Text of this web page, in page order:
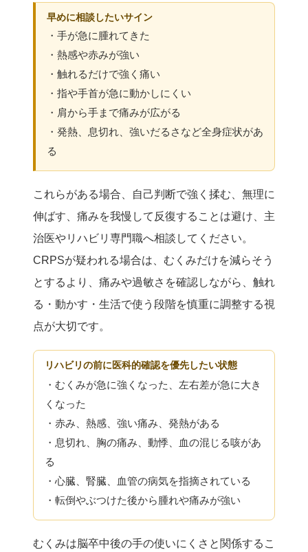
早めに相談したいサイン
・手が急に腫れてきた
・熱感や赤みが強い
・触れるだけで強く痛い
・指や手首が急に動かしにくい
・肩から手まで痛みが広がる
・発熱、息切れ、強いだるさなど全身症状があ
る
これらがある場合、自己判断で強く揉む、無理に
伸ばす、痛みを我慢して反復することは避け、主
治医やリハビリ専門職へ相談してください。
CRPSが疑われる場合は、むくみだけを減らそう
とするより、痛みや過敏さを確認しながら、触れ
る・動かす・生活で使う段階を慎重に調整する視
点が大切です。
リハビリの前に医科的確認を優先したい状態
・むくみが急に強くなった、左右差が急に大き
くなった
・赤み、熱感、強い痛み、発熱がある
・息切れ、胸の痛み、動悸、血の混じる咳があ
る
・心臓、腎臓、血管の病気を指摘されている
・転倒やぶつけた後から腫れや痛みが強い
むくみは脳卒中後の手の使いにくさと関係するこ